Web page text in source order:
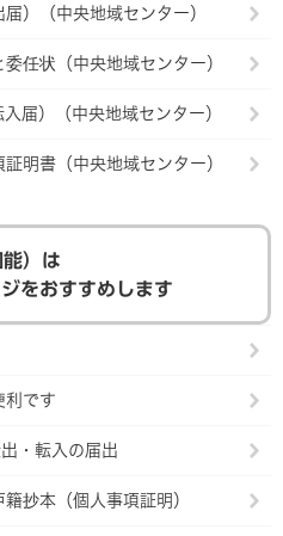
）（中央地域センター）
任状（中央地域センター）
届）（中央地域センター）
明書（中央地域センター）
）は
をおすすめします
利です
・転入の届出
抄本（個人事項証明）